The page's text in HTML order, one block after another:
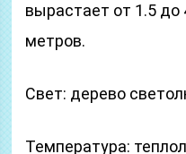
вырастает от 1.5 до
метров.
Свет: дерево
Температура: